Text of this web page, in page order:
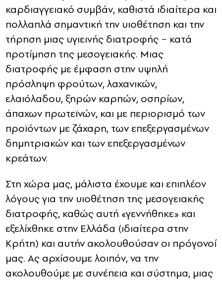
καρδιαγγειακό συμβάν, καθιστά ιδιαίτερα και
πολλαπλά σημαντική την υιοθέτηση και την
τήρηση μιας υγιεινής διατροφής − κατά
προτίμηση της μεσογειακής. Μιας
διατροφής με έμφαση στην υψηλή
πρόσληψη φρούτων, λαχανικών,
ελαιόλαδου, ξηρών καρπών, οσπρίων,
άπαχων πρωτεϊνών, και με περιορισμό των
προϊόντων με ζάχαρη, των επεξεργασμένων
δημητριακών και των επεξεργασμένων
κρεάτων.
Στη χώρα μας, μάλιστα έχουμε και επιπλέον
λόγους για την υιοθέτηση της μεσογειακής
διατροφής, καθώς αυτή «γεννήθηκε» και
εξελίχθηκε στην Ελλάδα (ιδιαίτερα στην
Κρήτη) και αυτήν ακολουθούσαν οι πρόγονοί
μας. Ας αρχίσουμε λοιπόν, να την
ακολουθούμε με συνέπεια και σύστημα, μιας